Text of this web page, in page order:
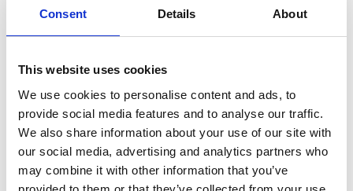
Consent Details About
This website uses cookies
We use cookies to personalise content and ads, to
provide social media features and to analyse our traffic.
We also share information about your use of our site with
our social media, advertising and analytics partners who
may combine it with other information that you’ve